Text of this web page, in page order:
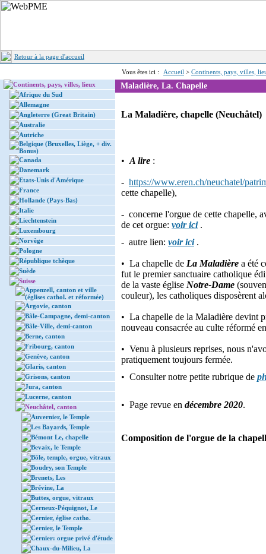
Retour à la page d'accueil
Vous êtes ici : Accueil > Continents, pays, villes,
Continents, pays, villes, lieux
Afrique du Sud
Allemagne
Angleterre (Great Britain)
Australie
Autriche
Belgique (Bruxelles, Liège, + div.
Bonus)
Canada
Danemark
Etats-Unis d'Amérique
France
Hollande (Pays-Bas)
Italie
Liechtenstein
Luxembourg
Norvège
Pologne
République tchèque
Suède
Suisse
Appenzell, canton et ville
(églises cathol. et réformée)
Argovie, canton
Bâle-Campagne, demi-canton
Bâle-Ville, demi-canton
Berne, canton
Fribourg, canton
Genève, canton
Glaris, canton
Grisons, canton
Jura, canton
Lucerne, canton
Neuchâtel, canton
Auvernier, le Temple
Les Bayards, Temple
Bémont Le, chapelle
Bevaix, le Temple
Bôle, temple, orgue, vitraux
Boudry, son Temple
Brenets, Les
Brévine, La
Buttes, orgue, vitraux
Cerneux-Péquignot, Le
Cernier, église catho.
Cernier, le Temple
Cernier: orgue privé d'étude
Chaux-du-Milieu, La
Maladière, La. Chapelle
La Maladière, chapelle (Neuchâtel)
• A lire :
- https://www.eren.ch/neuchatel/
cette chapelle),
- concerne l'orgue de cette chapelle,
de cet orgue: voir ici.
- autre lien: voir ici.
• La chapelle de La Maladière a été
fut le premier sanctuaire catholique
de la vaste église Notre-Dame
couleur), les catholiques disposèrent
• La chapelle de la Maladière devint
nouveau consacrée au culte réformé
• Venu à plusieurs reprises, nous
pratiquement toujours fermée.
• Consulter notre petite rubrique de
• Page revue en décembre 2020.
Composition de l'orgue de la